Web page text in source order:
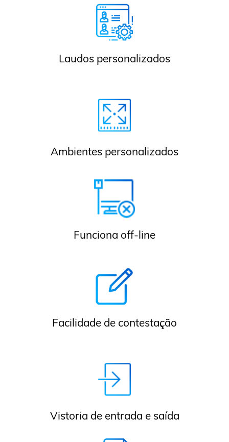
Laudos personalizados
Ambientes personalizados
Funciona off-line
Facilidade de contestação
Vistoria de entrada e saída